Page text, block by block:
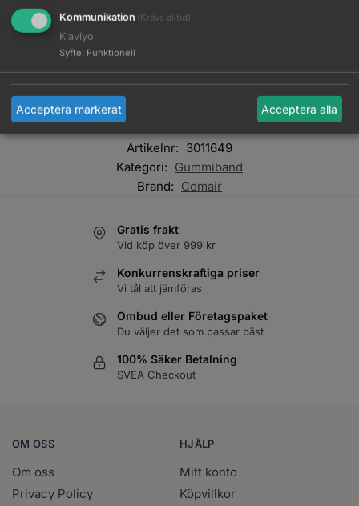
Vikt 0,05 kg
Dimensioner
Artikelnr: 3011649
Kategori: Gummiband
Brand: Comair
Gratis frakt
Vid köp över 999 kr
Konkurrenskraftiga priser
Vi tål att jämföras
Ombud eller Företagspaket
Du väljer det som passar bäst
100% Säker Betalning
SVEA Checkout
OM OSS
Om oss
Privacy Policy
HJÄLP
Mitt konto
Köpvillkor
Kommunikation (Krävs alltid)
Klaviyo
Syfte: Funktionell
Acceptera markerat Acceptera alla